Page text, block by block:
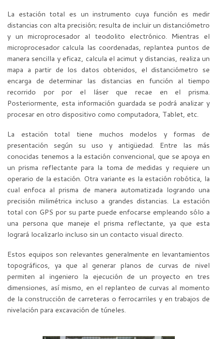
La estación total es un instrumento cuya función es medir
distancias con alta precisión; resulta de incluir un distanciómetro
y un microprocesador al teodolito electrónico. Mientras el
microprocesador calcula las coordenadas, replantea puntos de
manera sencilla y eficaz, calcula el acimut y distancias, realiza un
mapa a partir de los datos obtenidos, el distanciómetro se
encarga de determinar las distancias en función al tiempo
recorrido por por el láser que recae en el prisma.
Posteriormente, esta información guardada se podrá analizar y
procesar en otro dispositivo como computadora, Tablet, etc.
La estación total tiene muchos modelos y formas de
presentación según su uso y antigüedad. Entre las más
conocidas tenemos a la estación convencional, que se apoya en
un prisma reflectante para la toma de medidas y requiere un
operario de la estación. Otra variante es la estación robótica, la
cual enfoca al prisma de manera automatizada logrando una
precisión milimétrica incluso a grandes distancias. La estación
total con GPS por su parte puede enfocarse empleando sólo a
una persona que maneje el prisma reflectante, ya que esta
logrará localizarlo incluso sin un contacto visual directo.
Estos equipos son relevantes generalmente en levantamientos
topográficos, ya que al generar planos de curvas de nivel
permiten al ingeniero la ejecución de un proyecto en tres
dimensiones, así mismo, en el replanteo de curvas al momento
de la construcción de carreteras o ferrocarriles y en trabajos de
nivelación para excavación de túneles.